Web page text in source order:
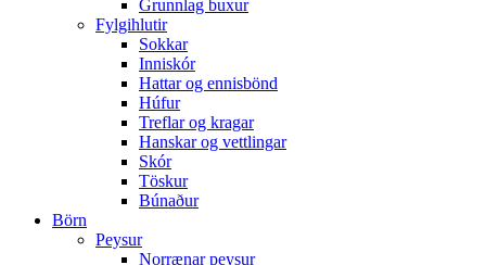
Grunnlag buxur
Fylgihlutir
Sokkar
Inniskór
Hattar og ennisbönd
Húfur
Treflar og kragar
Hanskar og vettlingar
Skór
Töskur
Búnaður
Börn
Peysur
Norrænar peysur